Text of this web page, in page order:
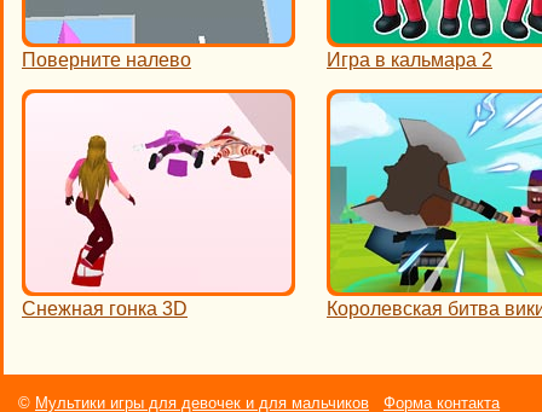
Поверните налево Игра в кальмара 2
Снежная гонка 3D Королевская битва
© Мультики игры для девочек и для мальчиков Форма контакта